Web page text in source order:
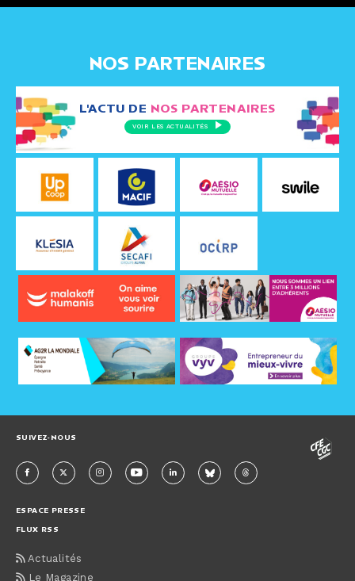
NOS PARTENAIRES
L'ACTU DE NOS PARTENAIRES
VOIR LES ACTUALITÉS
SUIVEZ-NOUS
ESPACE PRESSE
FLUX RSS
Actualités
Le Magazine